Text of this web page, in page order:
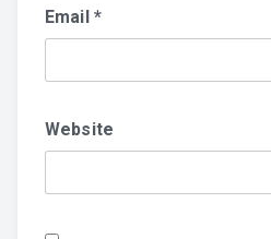
Email *
Website